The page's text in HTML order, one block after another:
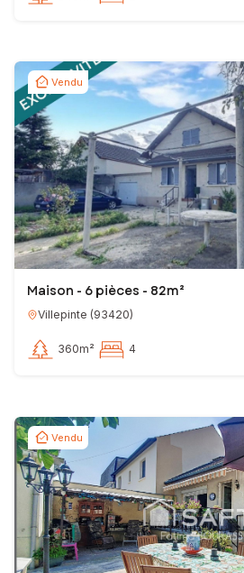
Vendu
Maison - 6 pièces - 82m²
Villepinte (93420)
360m² 4
Vendu